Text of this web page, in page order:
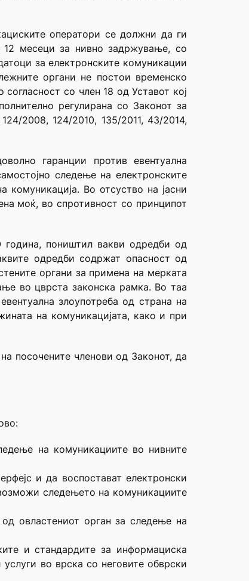
оператори се должни да ги
12 месеци за нивно задржување, со
за електронските комуникации
органи не постои временско
со член 18 од Уставот кој
регулирана со Законот за
2008, 124/2010, 135/2011, 43/2014,
гаранции против евентуална
следење на електронските
Во отсуство на јасни
моќ, во спротивност со принципот
година, поништил вакви одредби од
одредби содржат опасност од
органи за примена на мерката
во цврста законска рамка. Во таа
злоупотреба од страна на
на комуникацијата, како и при
посочените членови од Законот, да
на комуникациите во нивните
и да воспостават електронски
следењето на комуникациите
овластениот орган за следење на
и стандардите за информациска
во врска со неговите обврски